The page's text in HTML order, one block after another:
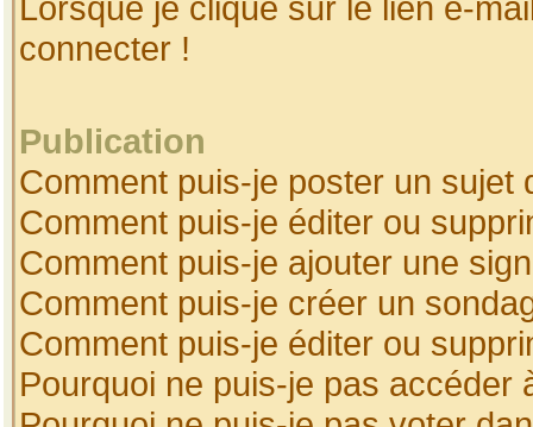
connecter !
Publication
Comment puis-je poster un sujet
Comment puis-je éditer ou
Comment puis-je ajouter une
Comment puis-je créer un
Comment puis-je éditer ou
Pourquoi ne puis-je pas accéder